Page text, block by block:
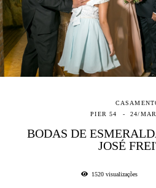
PIER 54
24/
BODAS DE
JOSÉ
1520visualizações